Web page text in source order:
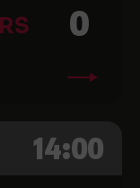
0
14:00